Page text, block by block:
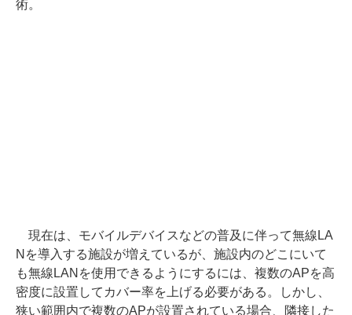
術。
現在は、モバイルデバイスなどの普及に伴って無線LA
Nを導入する施設が増えているが、施設内のどこにいて
も無線LANを使用できるようにするには、複数のAPを高
密度に設置してカバー率を上げる必要がある。しかし、
狭い範囲内で複数のAPが設置されている場合、隣接した